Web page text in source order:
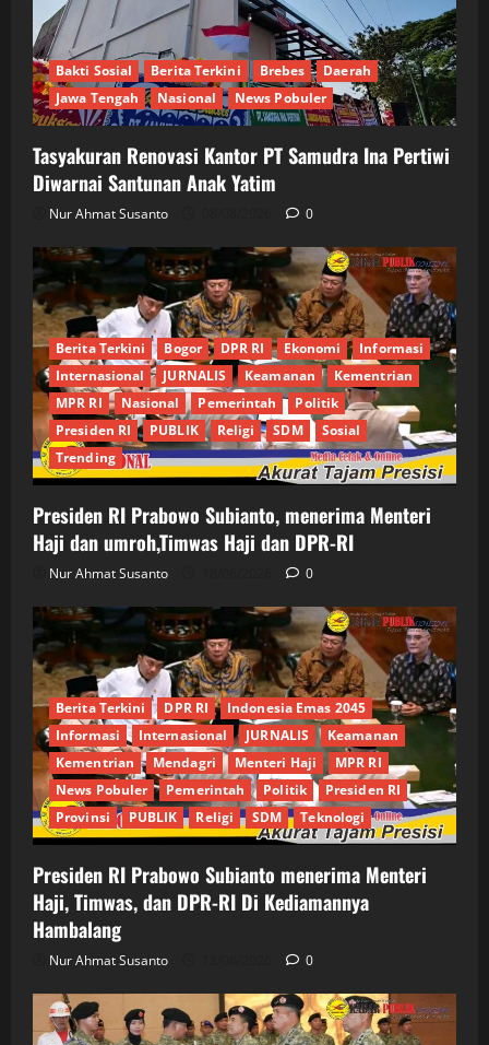
Bakti Sosial Berita Terkini Brebes
Daerah
Jawa Tengah
Nasional News Pobuler
Tasyakuran Renovasi Kantor PT Samudra Ina Pertiwi
Diwarnai Santunan Anak Yatim
Nur Ahmat Susanto 0
Berita Terkini Bogor DPR RI Ekonomi
Informasi
Internasional
JURNALIS Keamanan
Kementrian
MPR RI
Nasional Pemerintah
Politik
Presiden RI
PUBLIK Religi SDM
Sosial
Trending
Presiden RI Prabowo Subianto, menerima Menteri
Haji dan umroh,Timwas Haji dan DPR-RI
Nur Ahmat Susanto 0
Berita Terkini DPR RI
Indonesia Emas 2045
Informasi
Internasional JURNALIS
Keamanan
Kementrian
Mendagri Menteri Haji
MPR RI
News Pobuler
Pemerintah Politik
Presiden RI
Provinsi
PUBLIK Religi SDM Teknologi
Presiden RI Prabowo Subianto menerima Menteri
Haji, Timwas, dan DPR-RI Di Kediamannya
Hambalang
Nur Ahmat Susanto 0